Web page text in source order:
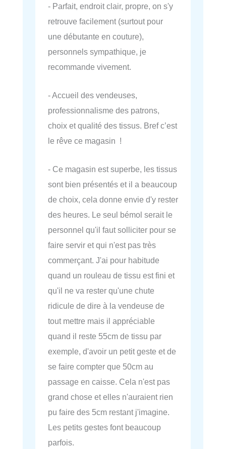
- Parfait, endroit clair, propre, on s'y
retrouve facilement (surtout pour
une débutante en couture),
personnels sympathique, je
recommande vivement.
- Accueil des vendeuses,
professionnalisme des patrons,
choix et qualité des tissus. Bref c’est
le rêve ce magasin !
- Ce magasin est superbe, les tissus
sont bien présentés et il a beaucoup
de choix, cela donne envie d'y rester
des heures. Le seul bémol serait le
personnel qu'il faut solliciter pour se
faire servir et qui n'est pas très
commerçant. J'ai pour habitude
quand un rouleau de tissu est fini et
qu'il ne va rester qu'une chute
ridicule de dire à la vendeuse de
tout mettre mais il appréciable
quand il reste 55cm de tissu par
exemple, d'avoir un petit geste et de
se faire compter que 50cm au
passage en caisse. Cela n'est pas
grand chose et elles n'auraient rien
pu faire des 5cm restant j'imagine.
Les petits gestes font beaucoup
parfois.